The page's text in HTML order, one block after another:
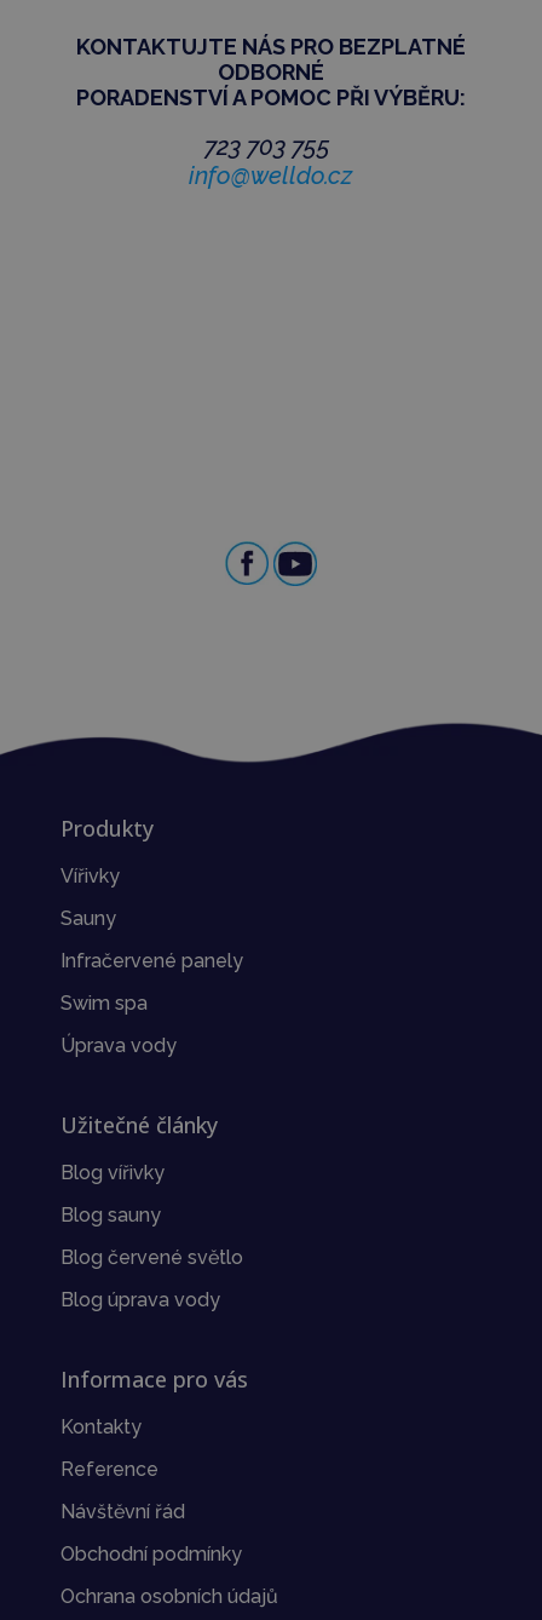
KONTAKTUJTE NÁS PRO BEZPLATNÉ
ODBORNÉ
PORADENSTVÍA POMOC PŘI VÝBĚRU:
723 703 755
info@welldo.cz
Produkty
Vířivky
Sauny
Infračervené panely
Swim spa
Úprava vody
Užitečné články
Blog vířivky
Blog sauny
Blog červené světlo
Blog úprava vody
Informace pro vás
Kontakty
Reference
Návštěvní řád
Obchodní podmínky
Ochrana osobních údajů